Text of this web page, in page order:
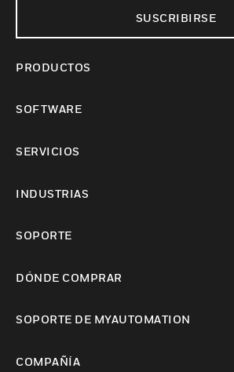
SUSCRIBIRSE
PRODUCTOS
SOFTWARE
SERVICIOS
INDUSTRIAS
SOPORTE
DÓNDE COMPRAR
SOPORTE DE MYAUTOMATION
COMPAÑÍA